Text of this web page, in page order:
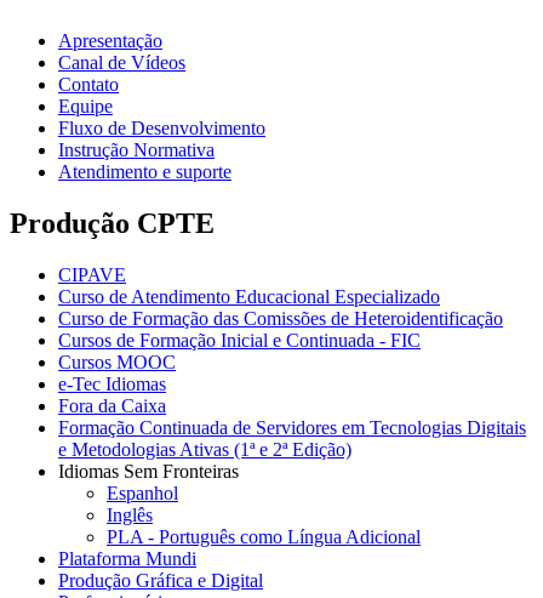
Apresentação
Canal de Vídeos
Contato
Equipe
Fluxo de Desenvolvimento
Instrução Normativa
Atendimento e suporte
Produção CPTE
CIPAVE
Curso de Atendimento Educacional Especializado
Curso de Formação das Comissões de Heteroidentificação
Cursos de Formação Inicial e Continuada - FIC
Cursos MOOC
e-Tec Idiomas
Fora da Caixa
Formação Continuada de Servidores em Tecnologias Digitais
e Metodologias Ativas (1ª e 2ª Edição)
Idiomas Sem Fronteiras
Espanhol
Inglês
PLA - Português como Língua Adicional
Plataforma Mundi
Produção Gráfica e Digital